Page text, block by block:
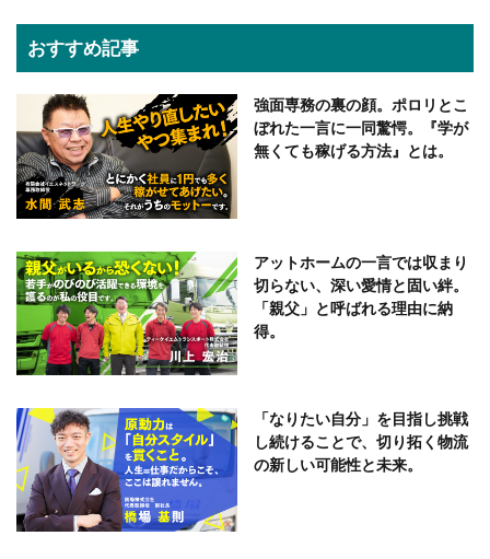
おすすめ記事
強面専務の裏の顔。ポロリとこ
ぼれた一言に一同驚愕。『学が
無くても稼げる方法』とは。
アットホームの一言では収まり
切らない、深い愛情と固い絆。
「親父」と呼ばれる理由に納
得。
「なりたい自分」を目指し挑戦
し続けることで、切り拓く物流
の新しい可能性と未来。